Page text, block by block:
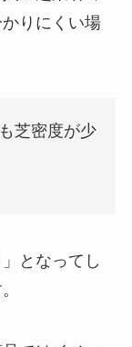
りにくい場
芝密度が少
となってし